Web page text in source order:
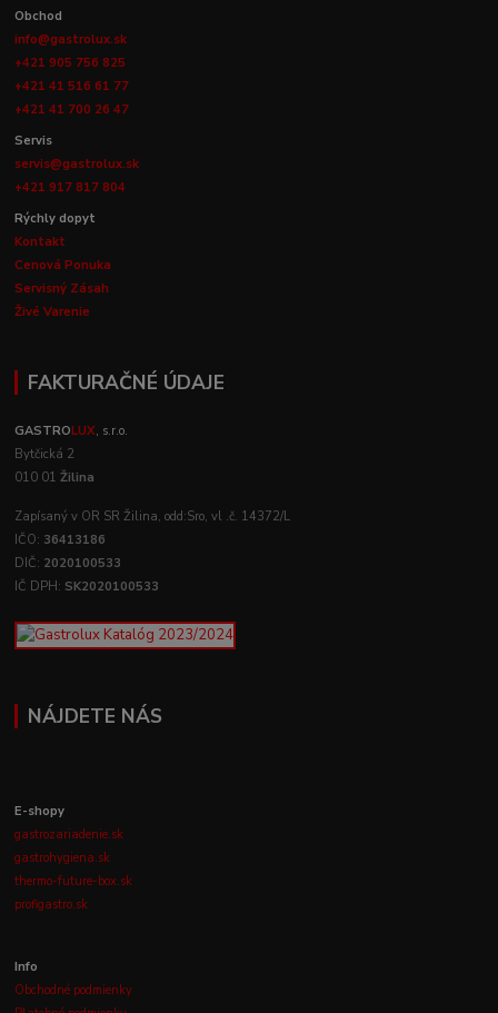
Obchod
info@gastrolux.sk
+421 905 756 825
+421 41 516 61 77
+421 41 700 26 47
Servis
servis@gastrolux.sk
+421 917 817 804
Rýchly dopyt
Kontakt
Cenová Ponuka
Servisný Zásah
Živé Varenie
FAKTURAČNÉ ÚDAJE
GASTROLUX, s.r.o.
Bytčická 2
010 01Žilina
Zapísaný v OR SR Žilina, odd:Sro, vl .č. 14372/L
IČO: 36413186
DIČ: 2020100533
IČ DPH: SK2020100533
NÁJDETE NÁS
E-shopy
gastrozariadenie.sk
gastrohygiena.sk
thermo-future-box.sk
profigastro.sk
Info
Obchodné podmienky